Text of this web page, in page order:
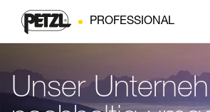
PROFESSIONAL
Unser